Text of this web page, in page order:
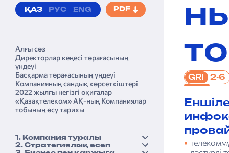
ҚАЗ РУС ENG PDF
Алғы сөз
Директорлар кеңесі төрағасы­ның
үндеуі
Басқарма төрағасы­ның үндеуі
Компанияның сандық көрсеткіштері
2022 жылғы негізгі оқиғалар
«Қазақтеле­ком» АҚ-ның Компаниялар
тобының өсу тарихы
1. Компания туралы
Қысқаша бейіні
2. Стратегиялық есеп
GRI 2-6